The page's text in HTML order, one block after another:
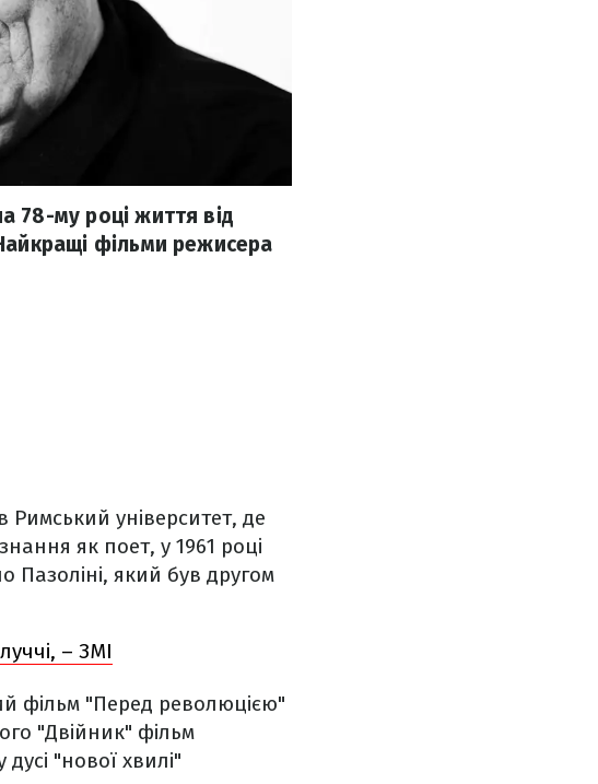
78-му році життя від
фільми режисера
Римський університет, де
як поет, у 1961 році
який був другом
– ЗМІ
фільм "Перед революцією"
"Двійник" фільм
"нової хвилі"